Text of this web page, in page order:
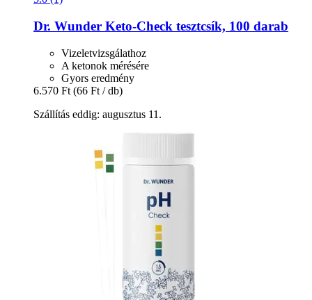
Dr. Wunder Keto-​Check tesztcsík, 100 darab
Vizeletvizsgálathoz
A ketonok mérésére
Gyors eredmény
6.570 Ft (66 Ft / db)
Szállítás eddig: augusztus 11.